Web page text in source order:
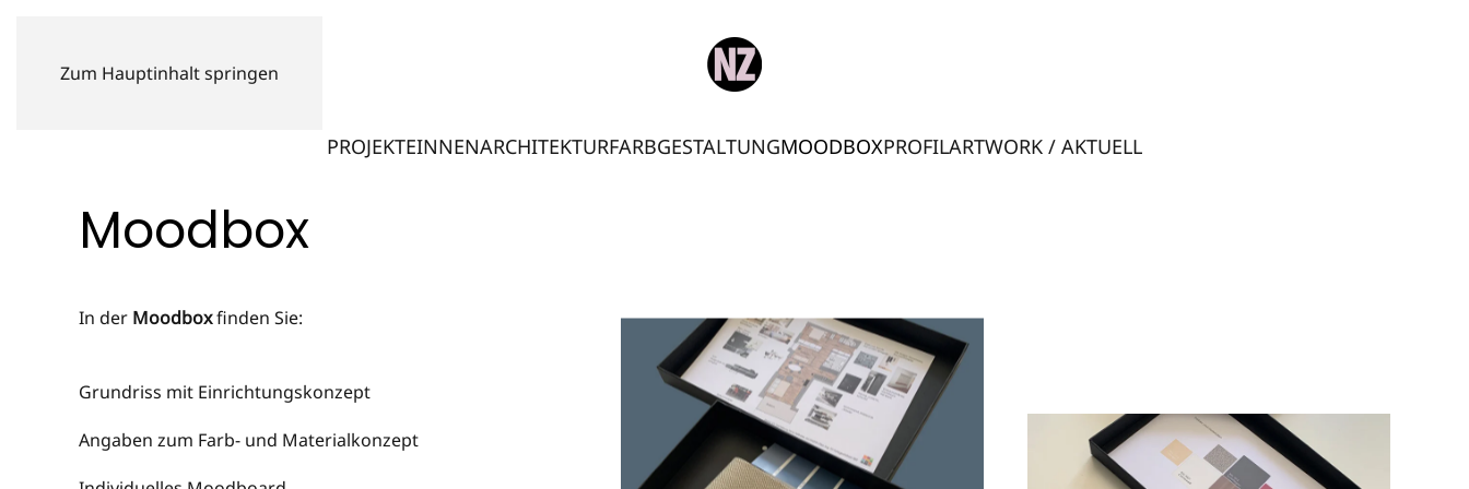
Zum Hauptinhalt springen
PROJEKTEINNENARCHITEKTURFARBGESTALTUNGMOODBOXPROFILARTWORK / AKTUELL
Moodbox
In der Moodboxfinden Sie:
Grundriss mit Einrichtungskonzept
Angaben zum Farb- und Materialkonzept